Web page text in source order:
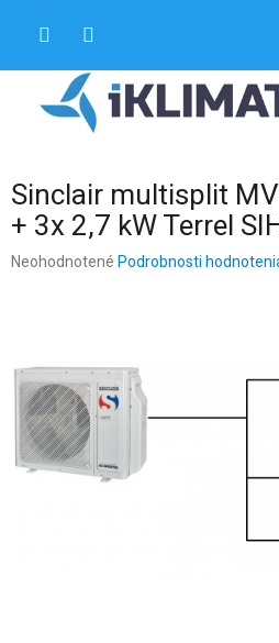
Sinclair multisplit
+ 3x 2,7 kW Terrel
Priemerné
z
hviezdičiek.
Neohodnotené Podrobnosti